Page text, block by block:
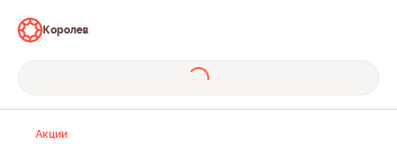
Королев
Акции